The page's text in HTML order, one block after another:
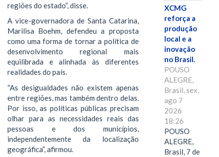
regiões do estado”, disse.
A vice-governadora de Santa Catarina,
Marilisa Boehm, defendeu a proposta
como uma forma de tornar a política de
desenvolvimento regional mais
equilibrada e alinhada às diferentes
realidades do país.
“As desigualdades não existem apenas
entre regiões, mas também dentro delas.
Por isso, as políticas públicas precisam
olhar para as necessidades reais das
pessoas e dos municípios,
independentemente da localização
geográfica”, afirmou.
XCMG
reforça a
produção
local e a
inovação
no Brasil.
POUSO
ALEGRE,
Brasil, sex,
ago 7
2026
18:26
POUSO
ALEGRE,
Brasil, 7 de